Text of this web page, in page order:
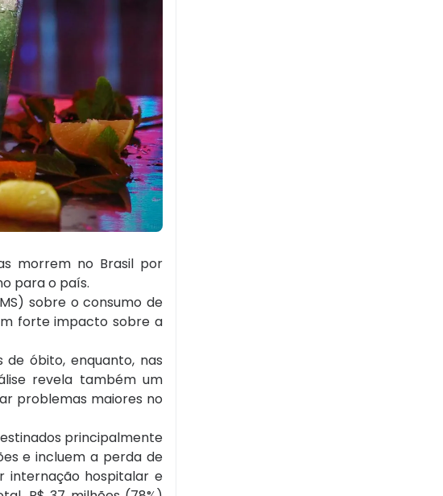
morrem no Brasil por
para o país.
sobre o consumo de
forte impacto sobre a
de óbito, enquanto, nas
revela também um
problemas maiores no
principalmente
e incluem a perda de
internação hospitalar e